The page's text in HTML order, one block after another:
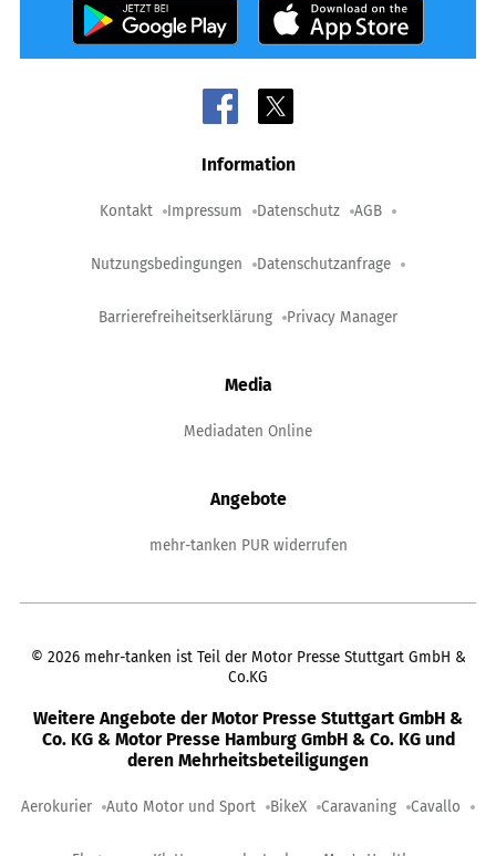
Information
Kontakt Impressum Datenschutz AGB
Nutzungsbedingungen Datenschutzanfrage
Barrierefreiheitserklärung Privacy Manager
Media
Mediadaten Online
Angebote
mehr-tanken PUR widerrufen
© 2026 mehr-tanken ist Teil der Motor Presse Stuttgart GmbH &
Co.KG
Weitere Angebote der Motor Presse Stuttgart GmbH &
Co. KG & Motor Presse Hamburg GmbH & Co. KG und
deren Mehrheitsbeteiligungen
Aerokurier Auto Motor und Sport BikeX Caravaning Cavallo